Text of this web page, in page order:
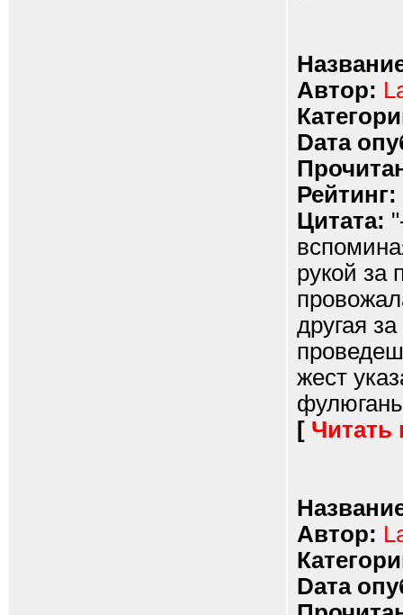
Автор:
Dата
Рейтинг:
Цитата:
рукой за
другая
жест
[ Читать
Автор:
Dата